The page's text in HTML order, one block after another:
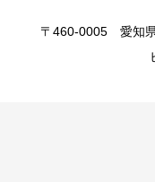
〒460-0005 愛知